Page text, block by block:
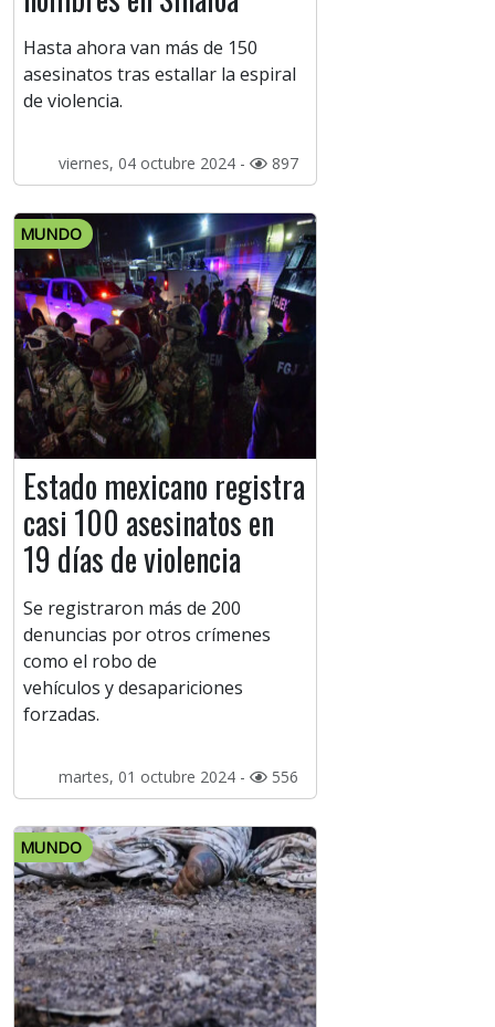
Hasta ahora van más de 150
asesinatos tras estallar la espiral
de violencia.
viernes, 04 octubre 2024 - 897
MUNDO
Estado mexicano registra
casi 100 asesinatos en
19 días de violencia
Se registraron más de 200
denuncias por otros crímenes
como el robo de
vehículos y desapariciones
forzadas.
martes, 01 octubre 2024 - 556
MUNDO